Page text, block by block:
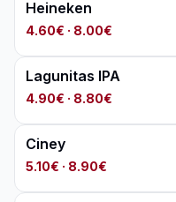
Heineken
4.60€ · 8.00€
Lagunitas IPA
4.90€ · 8.80€
Ciney
5.10€ · 8.90€